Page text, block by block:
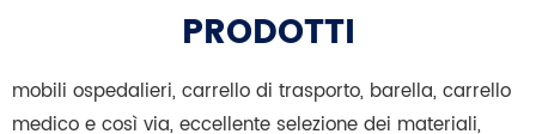
PRODOTTI
mobili ospedalieri, carrello di trasporto, barella, carrello
medico e così via, eccellente selezione dei materiali,